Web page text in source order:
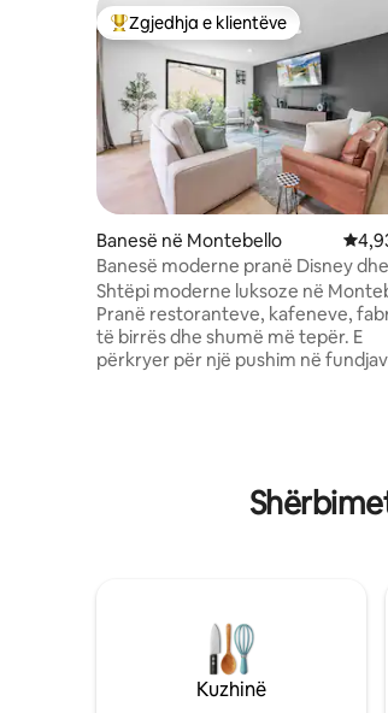
Më të mirat e zgjedhjeve të
Zgjedhja e klientëve
Banesë në Montebello
Banesë moderne pranë Disney
Shtëpi moderne luksoze në
Pranë restoranteve, kafeneve,
të birrës dhe shumë më tepër. E
përkryer për një pushim në
inteligjente për të shijuar një
të re 1bd me verandë të jashtme,
Santa Monika - 22mi
Kuzhinë